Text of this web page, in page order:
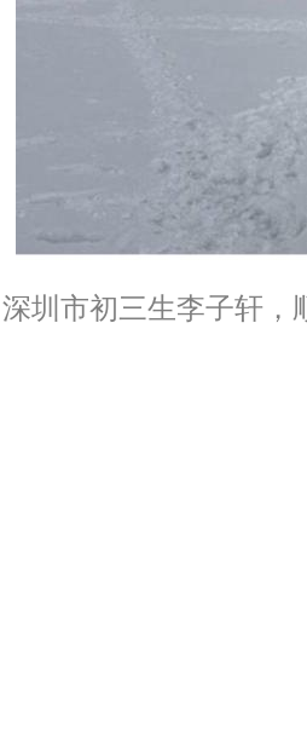
深圳市初三生李子轩，